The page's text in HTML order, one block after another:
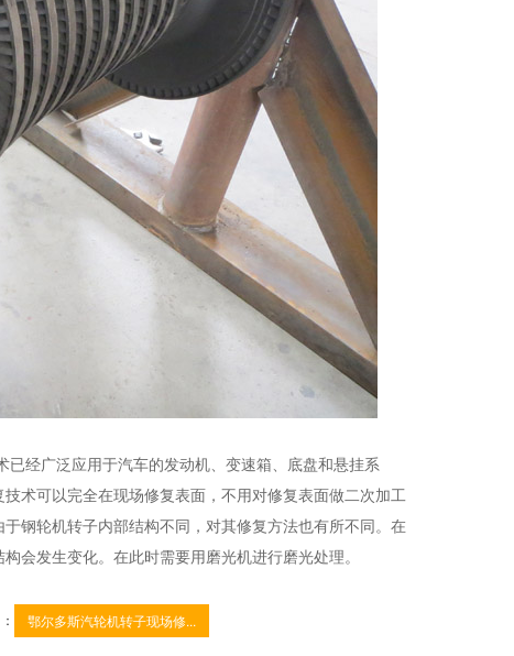
经广泛应用于汽车的发动机、变速箱、底盘和悬挂系
术可以完全在现场修复表面，不用对修复表面做二次加工
钢轮机转子内部结构不同，对其修复方法也有所不同。在
会发生变化。在此时需要用磨光机进行磨光处理。
鄂尔多斯汽轮机转子现场修...